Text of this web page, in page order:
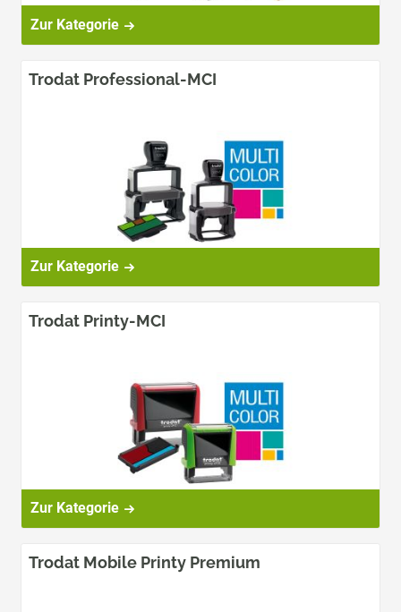
Zur Kategorie
Trodat Professional-MCI
Zur Kategorie
Trodat Printy-MCI
Zur Kategorie
Trodat Mobile Printy Premium